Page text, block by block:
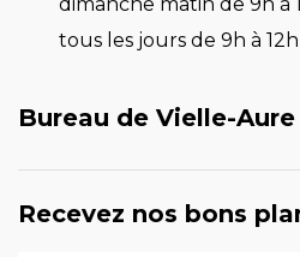
dimanche matin de 9h à
tous les jours de 9h à
Bureau de Vielle-Aure
Recevez nos bons